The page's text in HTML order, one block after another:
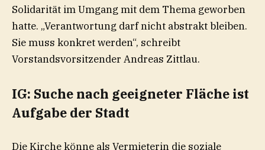
Solidarität im Umgang mit dem Thema geworben
hatte. „Verantwortung darf nicht abstrakt bleiben.
Sie muss konkret werden“, schreibt
Vorstandsvorsitzender Andreas Zittlau.
IG: Suche nach geeigneter Fläche ist
Aufgabe der Stadt
Die Kirche könne als Vermieterin die soziale